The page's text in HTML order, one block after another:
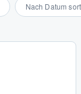
Nach Datum